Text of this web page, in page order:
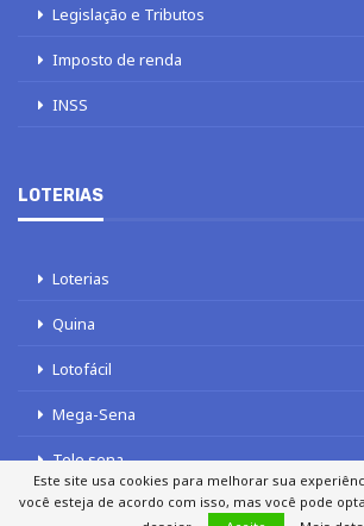
Legislação e Tributos
Imposto de renda
INSS
LOTERIAS
Loterias
Quina
Lotofácil
Mega-Sena
Tele sena
Este site usa cookies para melhorar sua
você esteja de acordo com isso, mas você pode